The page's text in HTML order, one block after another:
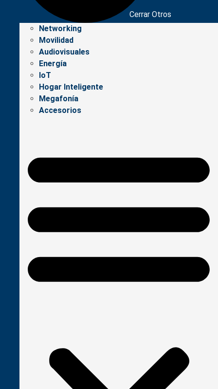
Cerrar Otros
Networking
Movilidad
Audiovisuales
Energía
IoT
Hogar Inteligente
Megafonía
Accesorios